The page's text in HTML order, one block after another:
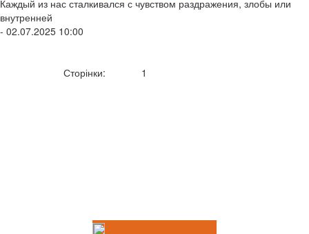
Каждый из нас сталкивался с чувством раздражения, злобы или
внутренней
- 02.07.2025 10:00
Сторінки: 1